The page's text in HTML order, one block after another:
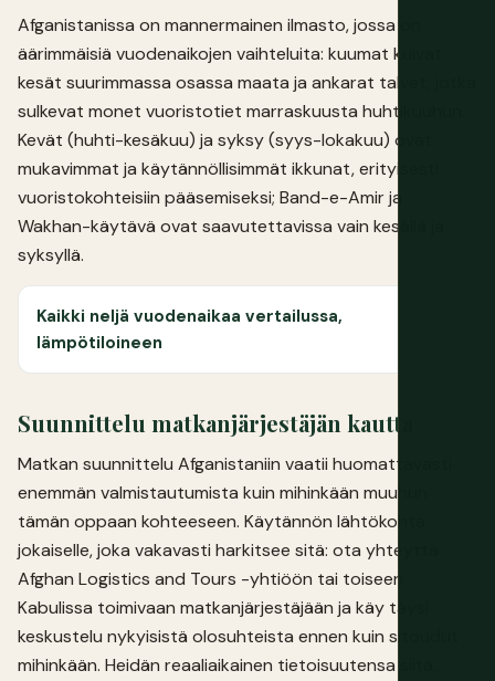
Afganistanissa on mannermainen ilmasto, jossa on
äärimmäisiä vuodenaikojen vaihteluita: kuumat kuivat
kesät suurimmassa osassa maata ja ankarat talvet, jotka
sulkevat monet vuoristotiet marraskuusta huhtikuuhun.
Kevät (huhti-kesäkuu) ja syksy (syys-lokakuu) ovat
mukavimmat ja käytännöllisimmät ikkunat, erityisesti
vuoristokohteisiin pääsemiseksi; Band-e-Amir ja
Wakhan-käytävä ovat saavutettavissa vain kesällä ja
syksyllä.
Kaikki neljä vuodenaikaa vertailussa,
lämpötiloineen
Suunnittelu matkanjärjestäjän kautta
Matkan suunnittelu Afganistaniin vaatii huomattavasti
enemmän valmistautumista kuin mihinkään muuhun
tämän oppaan kohteeseen. Käytännön lähtökohta
jokaiselle, joka vakavasti harkitsee sitä: ota yhteyttä
Afghan Logistics and Tours -yhtiöön tai toiseen
Kabulissa toimivaan matkanjärjestäjään ja käy täysi
keskustelu nykyisistä olosuhteista ennen kuin sitoudut
mihinkään. Heidän reaaliaikainen tietoisuutensa siitä,